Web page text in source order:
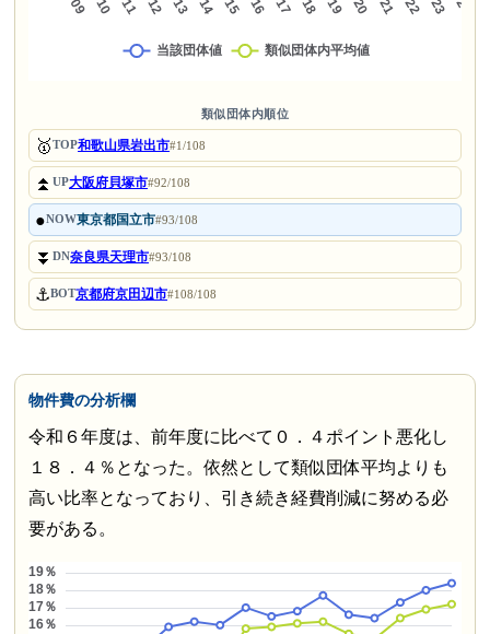
類似団体内順位
🥇TOP和歌山県岩出市#1/108
⏫UP大阪府貝塚市#92/108
●NOW東京都国立市#93/108
⏬DN奈良県天理市#93/108
⚓BOT京都府京田辺市#108/108
物件費の分析欄
令和６年度は、前年度に比べて０．４ポイント悪化し
１８．４％となった。依然として類似団体平均よりも
高い比率となっており、引き続き経費削減に努める必
要がある。